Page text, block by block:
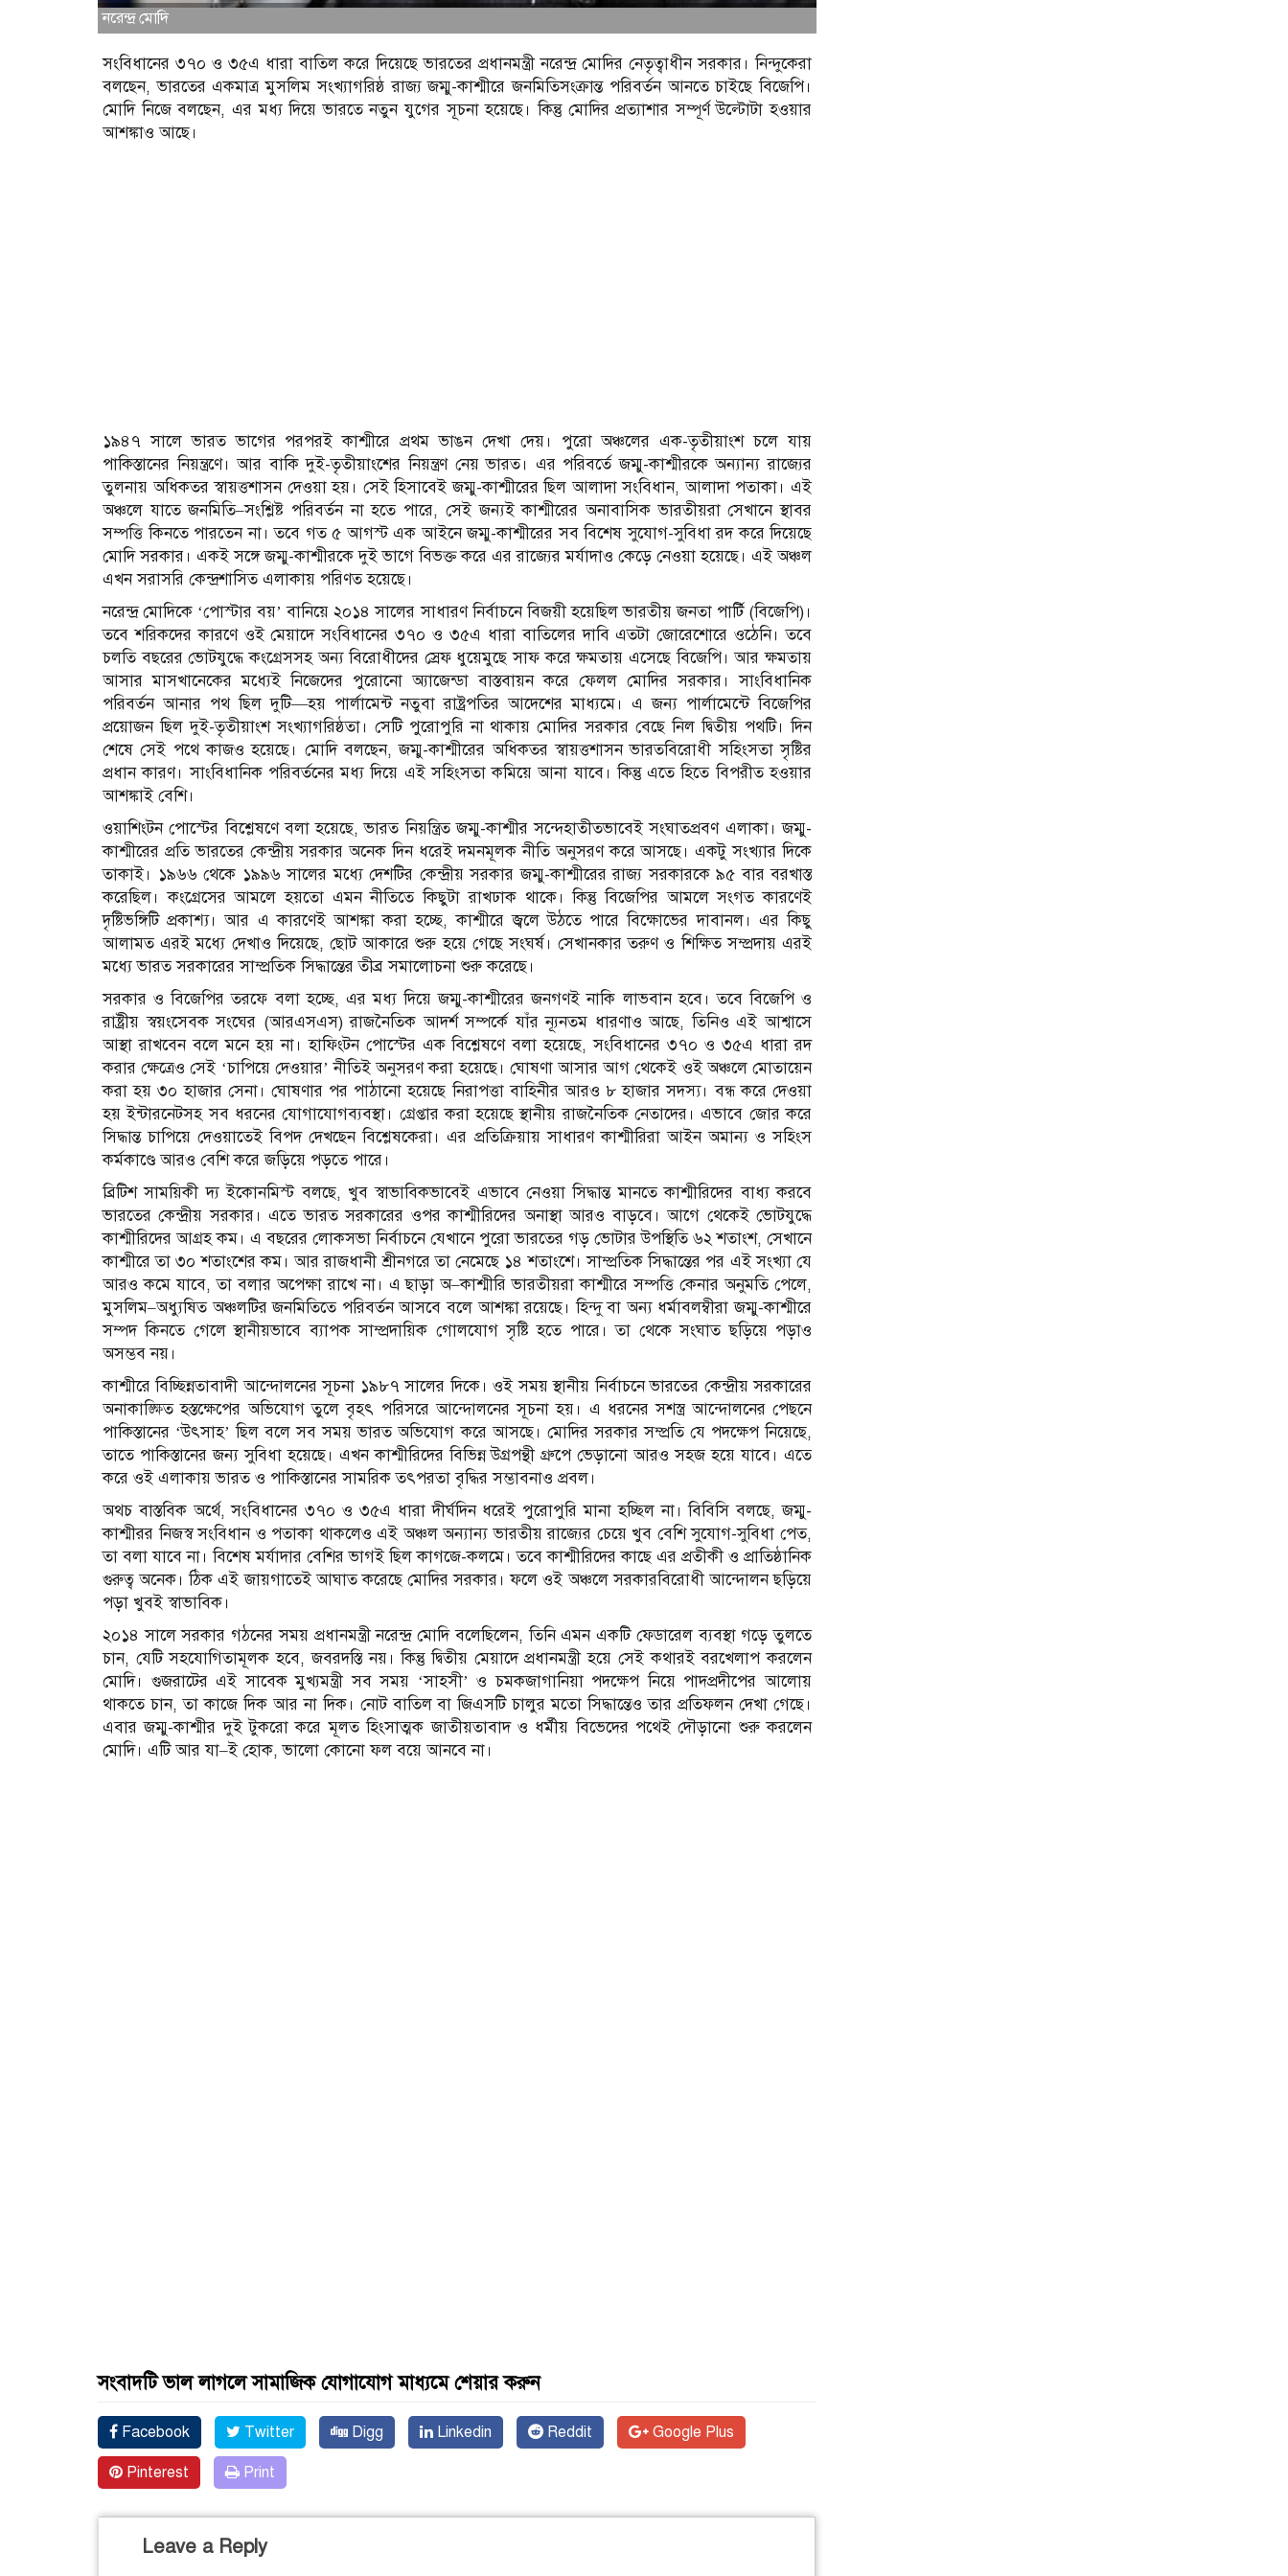
নরেন্দ্র মোদি
সংবিধানের ৩৭০ ও ৩৫এ ধারা বাতিল করে দিয়েছে ভারতের প্রধানমন্ত্রী নরেন্দ্র মোদির নেতৃত্বাধীন সরকার। নিন্দুকেরা
বলছেন, ভারতের একমাত্র মুসলিম সংখ্যাগরিষ্ঠ রাজ্য জম্মু-কাশ্মীরে জনমিতিসংক্রান্ত পরিবর্তন আনতে চাইছে বিজেপি।
মোদি নিজে বলছেন, এর মধ্য দিয়ে ভারতে নতুন যুগের সূচনা হয়েছে। কিন্তু মোদির প্রত্যাশার সম্পূর্ণ উল্টোটা হওয়ার
আশঙ্কাও আছে।
১৯৪৭ সালে ভারত ভাগের পরপরই কাশ্মীরে প্রথম ভাঙন দেখা দেয়। পুরো অঞ্চলের এক-তৃতীয়াংশ চলে যায়
পাকিস্তানের নিয়ন্ত্রণে। আর বাকি দুই-তৃতীয়াংশের নিয়ন্ত্রণ নেয় ভারত। এর পরিবর্তে জম্মু-কাশ্মীরকে অন্যান্য রাজ্যের
তুলনায় অধিকতর স্বায়ত্তশাসন দেওয়া হয়। সেই হিসাবেই জম্মু-কাশ্মীরের ছিল আলাদা সংবিধান, আলাদা পতাকা। এই
অঞ্চলে যাতে জনমিতি–সংশ্লিষ্ট পরিবর্তন না হতে পারে, সেই জন্যই কাশ্মীরের অনাবাসিক ভারতীয়রা সেখানে স্থাবর
সম্পত্তি কিনতে পারতেন না। তবে গত ৫ আগস্ট এক আইনে জম্মু-কাশ্মীরের সব বিশেষ সুযোগ-সুবিধা রদ করে দিয়েছে
মোদি সরকার। একই সঙ্গে জম্মু-কাশ্মীরকে দুই ভাগে বিভক্ত করে এর রাজ্যের মর্যাদাও কেড়ে নেওয়া হয়েছে। এই অঞ্চল
এখন সরাসরি কেন্দ্রশাসিত এলাকায় পরিণত হয়েছে।
নরেন্দ্র মোদিকে ‘পোস্টার বয়’ বানিয়ে ২০১৪ সালের সাধারণ নির্বাচনে বিজয়ী হয়েছিল ভারতীয় জনতা পার্টি (বিজেপি)।
তবে শরিকদের কারণে ওই মেয়াদে সংবিধানের ৩৭০ ও ৩৫এ ধারা বাতিলের দাবি এতটা জোরেশোরে ওঠেনি। তবে
চলতি বছরের ভোটযুদ্ধে কংগ্রেসসহ অন্য বিরোধীদের স্রেফ ধুয়েমুছে সাফ করে ক্ষমতায় এসেছে বিজেপি। আর ক্ষমতায়
আসার মাসখানেকের মধ্যেই নিজেদের পুরোনো অ্যাজেন্ডা বাস্তবায়ন করে ফেলল মোদির সরকার। সাংবিধানিক
পরিবর্তন আনার পথ ছিল দুটি—হয় পার্লামেন্ট নতুবা রাষ্ট্রপতির আদেশের মাধ্যমে। এ জন্য পার্লামেন্টে বিজেপির
প্রয়োজন ছিল দুই-তৃতীয়াংশ সংখ্যাগরিষ্ঠতা। সেটি পুরোপুরি না থাকায় মোদির সরকার বেছে নিল দ্বিতীয় পথটি। দিন
শেষে সেই পথে কাজও হয়েছে। মোদি বলছেন, জম্মু-কাশ্মীরের অধিকতর স্বায়ত্তশাসন ভারতবিরোধী সহিংসতা সৃষ্টির
প্রধান কারণ। সাংবিধানিক পরিবর্তনের মধ্য দিয়ে এই সহিংসতা কমিয়ে আনা যাবে। কিন্তু এতে হিতে বিপরীত হওয়ার
আশঙ্কাই বেশি।
ওয়াশিংটন পোস্টের বিশ্লেষণে বলা হয়েছে, ভারত নিয়ন্ত্রিত জম্মু-কাশ্মীর সন্দেহাতীতভাবেই সংঘাতপ্রবণ এলাকা। জম্মু-
কাশ্মীরের প্রতি ভারতের কেন্দ্রীয় সরকার অনেক দিন ধরেই দমনমূলক নীতি অনুসরণ করে আসছে। একটু সংখ্যার দিকে
তাকাই। ১৯৬৬ থেকে ১৯৯৬ সালের মধ্যে দেশটির কেন্দ্রীয় সরকার জম্মু-কাশ্মীরের রাজ্য সরকারকে ৯৫ বার বরখাস্ত
করেছিল। কংগ্রেসের আমলে হয়তো এমন নীতিতে কিছুটা রাখঢাক থাকে। কিন্তু বিজেপির আমলে সংগত কারণেই
দৃষ্টিভঙ্গিটি প্রকাশ্য। আর এ কারণেই আশঙ্কা করা হচ্ছে, কাশ্মীরে জ্বলে উঠতে পারে বিক্ষোভের দাবানল। এর কিছু
আলামত এরই মধ্যে দেখাও দিয়েছে, ছোট আকারে শুরু হয়ে গেছে সংঘর্ষ। সেখানকার তরুণ ও শিক্ষিত সম্প্রদায় এরই
মধ্যে ভারত সরকারের সাম্প্রতিক সিদ্ধান্তের তীব্র সমালোচনা শুরু করেছে।
সরকার ও বিজেপির তরফে বলা হচ্ছে, এর মধ্য দিয়ে জম্মু-কাশ্মীরের জনগণই নাকি লাভবান হবে। তবে বিজেপি ও
রাষ্ট্রীয় স্বয়ংসেবক সংঘের (আরএসএস) রাজনৈতিক আদর্শ সম্পর্কে যাঁর ন্যূনতম ধারণাও আছে, তিনিও এই আশ্বাসে
আস্থা রাখবেন বলে মনে হয় না। হাফিংটন পোস্টের এক বিশ্লেষণে বলা হয়েছে, সংবিধানের ৩৭০ ও ৩৫এ ধারা রদ
করার ক্ষেত্রেও সেই ‘চাপিয়ে দেওয়ার’ নীতিই অনুসরণ করা হয়েছে। ঘোষণা আসার আগ থেকেই ওই অঞ্চলে মোতায়েন
করা হয় ৩০ হাজার সেনা। ঘোষণার পর পাঠানো হয়েছে নিরাপত্তা বাহিনীর আরও ৮ হাজার সদস্য। বন্ধ করে দেওয়া
হয় ইন্টারনেটসহ সব ধরনের যোগাযোগব্যবস্থা। গ্রেপ্তার করা হয়েছে স্থানীয় রাজনৈতিক নেতাদের। এভাবে জোর করে
সিদ্ধান্ত চাপিয়ে দেওয়াতেই বিপদ দেখছেন বিশ্লেষকেরা। এর প্রতিক্রিয়ায় সাধারণ কাশ্মীরিরা আইন অমান্য ও সহিংস
কর্মকাণ্ডে আরও বেশি করে জড়িয়ে পড়তে পারে।
ব্রিটিশ সাময়িকী দ্য ইকোনমিস্ট বলছে, খুব স্বাভাবিকভাবেই এভাবে নেওয়া সিদ্ধান্ত মানতে কাশ্মীরিদের বাধ্য করবে
ভারতের কেন্দ্রীয় সরকার। এতে ভারত সরকারের ওপর কাশ্মীরিদের অনাস্থা আরও বাড়বে। আগে থেকেই ভোটযুদ্ধে
কাশ্মীরিদের আগ্রহ কম। এ বছরের লোকসভা নির্বাচনে যেখানে পুরো ভারতের গড় ভোটার উপস্থিতি ৬২ শতাংশ, সেখানে
কাশ্মীরে তা ৩০ শতাংশের কম। আর রাজধানী শ্রীনগরে তা নেমেছে ১৪ শতাংশে। সাম্প্রতিক সিদ্ধান্তের পর এই সংখ্যা যে
আরও কমে যাবে, তা বলার অপেক্ষা রাখে না। এ ছাড়া অ–কাশ্মীরি ভারতীয়রা কাশ্মীরে সম্পত্তি কেনার অনুমতি পেলে,
মুসলিম–অধ্যুষিত অঞ্চলটির জনমিতিতে পরিবর্তন আসবে বলে আশঙ্কা রয়েছে। হিন্দু বা অন্য ধর্মাবলম্বীরা জম্মু-কাশ্মীরে
সম্পদ কিনতে গেলে স্থানীয়ভাবে ব্যাপক সাম্প্রদায়িক গোলযোগ সৃষ্টি হতে পারে। তা থেকে সংঘাত ছড়িয়ে পড়াও
অসম্ভব নয়।
কাশ্মীরে বিচ্ছিন্নতাবাদী আন্দোলনের সূচনা ১৯৮৭ সালের দিকে। ওই সময় স্থানীয় নির্বাচনে ভারতের কেন্দ্রীয় সরকারের
অনাকাঙ্ক্ষিত হস্তক্ষেপের অভিযোগ তুলে বৃহৎ পরিসরে আন্দোলনের সূচনা হয়। এ ধরনের সশস্ত্র আন্দোলনের পেছনে
পাকিস্তানের ‘উৎসাহ’ ছিল বলে সব সময় ভারত অভিযোগ করে আসছে। মোদির সরকার সম্প্রতি যে পদক্ষেপ নিয়েছে,
তাতে পাকিস্তানের জন্য সুবিধা হয়েছে। এখন কাশ্মীরিদের বিভিন্ন উগ্রপন্থী গ্রুপে ভেড়ানো আরও সহজ হয়ে যাবে। এতে
করে ওই এলাকায় ভারত ও পাকিস্তানের সামরিক তৎপরতা বৃদ্ধির সম্ভাবনাও প্রবল।
অথচ বাস্তবিক অর্থে, সংবিধানের ৩৭০ ও ৩৫এ ধারা দীর্ঘদিন ধরেই পুরোপুরি মানা হচ্ছিল না। বিবিসি বলছে, জম্মু-
কাশ্মীরর নিজস্ব সংবিধান ও পতাকা থাকলেও এই অঞ্চল অন্যান্য ভারতীয় রাজ্যের চেয়ে খুব বেশি সুযোগ-সুবিধা পেত,
তা বলা যাবে না। বিশেষ মর্যাদার বেশির ভাগই ছিল কাগজে-কলমে। তবে কাশ্মীরিদের কাছে এর প্রতীকী ও প্রাতিষ্ঠানিক
গুরুত্ব অনেক। ঠিক এই জায়গাতেই আঘাত করেছে মোদির সরকার। ফলে ওই অঞ্চলে সরকারবিরোধী আন্দোলন ছড়িয়ে
পড়া খুবই স্বাভাবিক।
২০১৪ সালে সরকার গঠনের সময় প্রধানমন্ত্রী নরেন্দ্র মোদি বলেছিলেন, তিনি এমন একটি ফেডারেল ব্যবস্থা গড়ে তুলতে
চান, যেটি সহযোগিতামূলক হবে, জবরদস্তি নয়। কিন্তু দ্বিতীয় মেয়াদে প্রধানমন্ত্রী হয়ে সেই কথারই বরখেলাপ করলেন
মোদি। গুজরাটের এই সাবেক মুখ্যমন্ত্রী সব সময় ‘সাহসী’ ও চমকজাগানিয়া পদক্ষেপ নিয়ে পাদপ্রদীপের আলোয়
থাকতে চান, তা কাজে দিক আর না দিক। নোট বাতিল বা জিএসটি চালুর মতো সিদ্ধান্তেও তার প্রতিফলন দেখা গেছে।
এবার জম্মু-কাশ্মীর দুই টুকরো করে মূলত হিংসাত্মক জাতীয়তাবাদ ও ধর্মীয় বিভেদের পথেই দৌড়ানো শুরু করলেন
মোদি। এটি আর যা–ই হোক, ভালো কোনো ফল বয়ে আনবে না।
সংবাদটি ভাল লাগলে সামাজিক যোগাযোগ মাধ্যমে শেয়ার করুন
Facebook Twitter Digg Linkedin Reddit Google Plus
Pinterest Print
Leave a Reply